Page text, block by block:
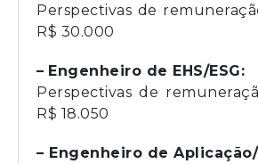
Perspectivas de
R$ 30.000
– Engenheiro de EHS/ESG:
Perspectivas de
R$ 18.050
– Engenheiro de